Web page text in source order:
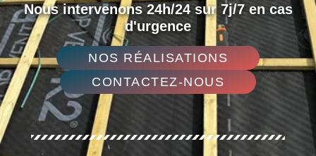
Nous intervenons 24h/24 sur 7j/7 en cas
d'urgence
NOS RÉALISATIONS
CONTACTEZ-NOUS